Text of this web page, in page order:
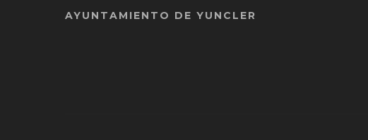
AYUNTAMIENTO DE YUNCLER